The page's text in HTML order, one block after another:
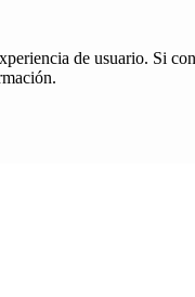
de usuario. Si